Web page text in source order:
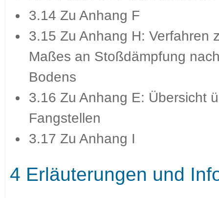
3.14 Zu Anhang F
3.15 Zu Anhang H: Verfahren
Maßes an Stoßdämpfung
Bodens
3.16 Zu Anhang E: Übersicht
Fangstellen
3.17 Zu Anhang I
4 Erläuterungen und